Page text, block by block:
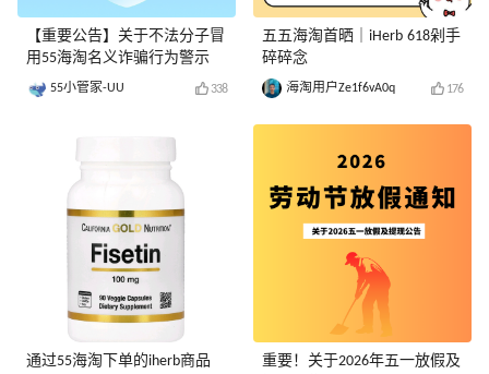
【重要公告】关于不法分子冒
用55海淘名义诈骗行为警示
55小管家-UU 338
通过55海淘下单的iherb商品
五五海淘首晒｜iHerb 618剁手
碎碎念
海淘用户Ze1f6vA0q 176
重要！关于2026年五一放假及